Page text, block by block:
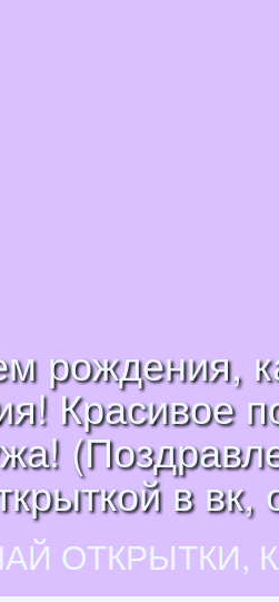
рождения,
Красивое
в
ОТКРЫТКИ,